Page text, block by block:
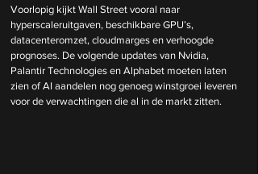
Voorlopig kijkt Wall Street vooral naar
hyperscaleruitgaven, beschikbare GPU’s,
datacenteromzet, cloudmarges en verhoogde
prognoses. De volgende updates van Nvidia,
Palantir Technologies en Alphabet moeten laten
zien of AI aandelen nog genoeg winstgroei leveren
voor de verwachtingen die al in de markt zitten.